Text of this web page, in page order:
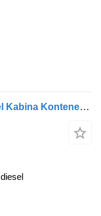
Renault Master 135 DCI Doka/Dubel Kabina Kontener Max ! Klima !
diesel